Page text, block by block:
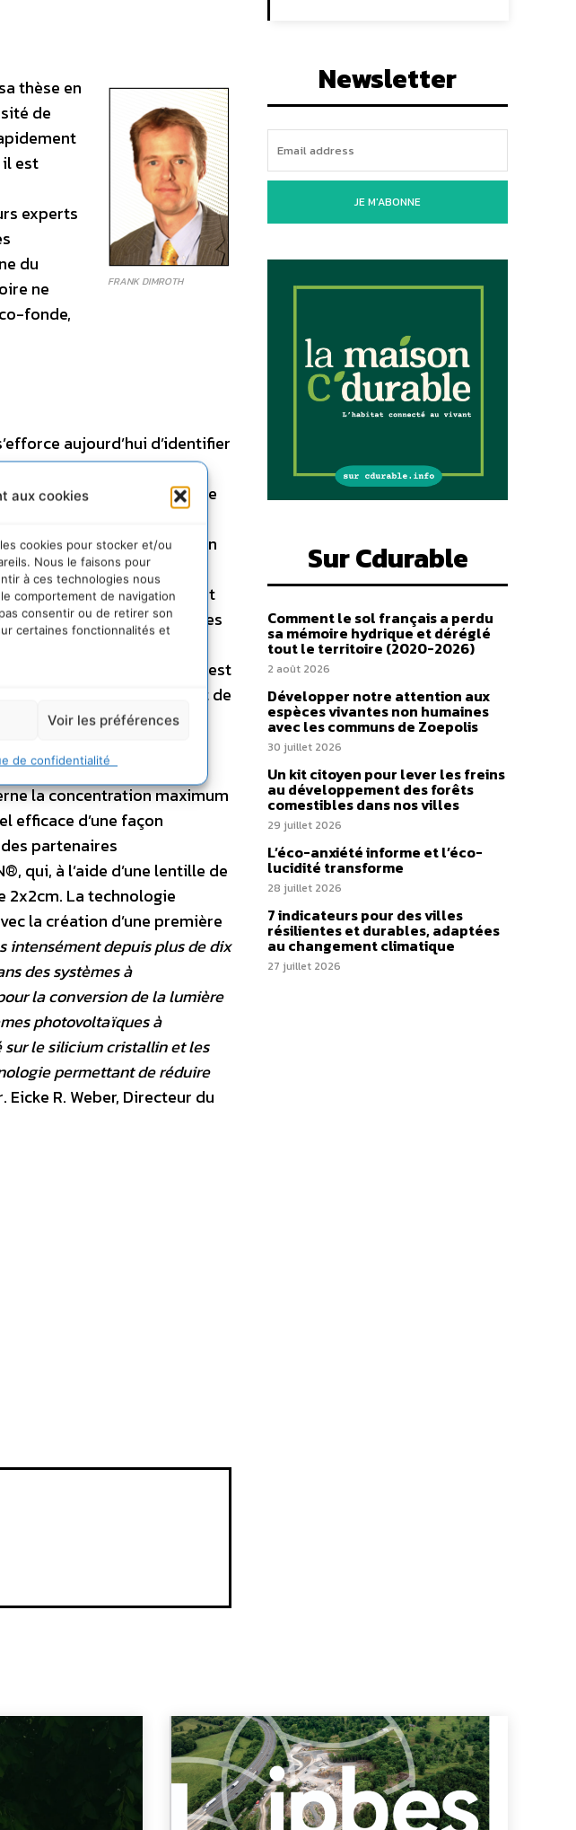
aux cookies
cookies pour stocker et/ou
Nous le faisons pour
à ces technologies nous
comportement de navigation
consentir ou de retirer son
certaines fonctionnalités et
Voir les préférences
de confidentialité
FRANK DIMROTH
thèse en
de
est
experts
du
ne
fonde,
aujourd’hui d’identifier
sur une vaste échelle et
Or l’énergie solaire
au moyen des montages
au plan mondial, si on
photovoltaïques multi-
rendement. Elles sont
pour de grandes centrales
sont confrontés les
électricité. Frank Dimroth est
et en développant de
qui convertissent en
le photovoltaïque à
ISE a atteint, en
la concentration maximum
efficace d’une façon
partenaires
qui, à l’aide d’une lentille de
2x2cm. La technologie
la création d’une première
intensément depuis plus de dix
des systèmes à
la conversion de la lumière
photovoltaïques à
le silicium cristallin et les
permettant de réduire
Eicke R. Weber, Directeur du
Newsletter
JE M'ABONNE
Sur Cdurable
Comment le sol français a perdu
sa mémoire hydrique et déréglé
tout le territoire (2020-2026)
2 août 2026
Développer notre attention aux
espèces vivantes non humaines
avec les communs de Zoepolis
30 juillet 2026
Un kit citoyen pour lever les freins
au développement des forêts
comestibles dans nos villes
29 juillet 2026
L’éco-anxiété informe et l’éco-
lucidité transforme
28 juillet 2026
7 indicateurs pour des villes
résilientes et durables, adaptées
au changement climatique
27 juillet 2026